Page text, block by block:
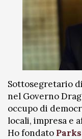
Sottosegretario
nel Governo
occupo di
locali, impresa e
Ho fondato